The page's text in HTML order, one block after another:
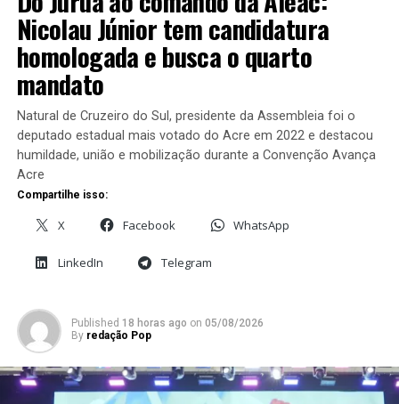
Acordo firmado: Bocalom e
Alysson 2024
Em "Notícias"
Bocalom repudia protesto e
manifesta solidariedade a
incidente na reunião do GCF
Task Force
Em "Política"
Em evento lotado com
campanha de Bocalom e
Alysson
Em "Assessoria"
Nicolau Júnior tem candidatura
homologada e busca o quarto
mandato
Natural de Cruzeiro do Sul, presidente da Assembleia foi o
deputado estadual mais votado do Acre em 2022 e destacou
humildade, união e mobilização durante a Convenção Avança
Acre
Compartilhe isso:
X Facebook WhatsApp
LinkedIn Telegram
Published 18 horas ago on 05/08/2026
By redação Pop